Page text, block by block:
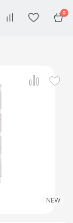
0
NEW